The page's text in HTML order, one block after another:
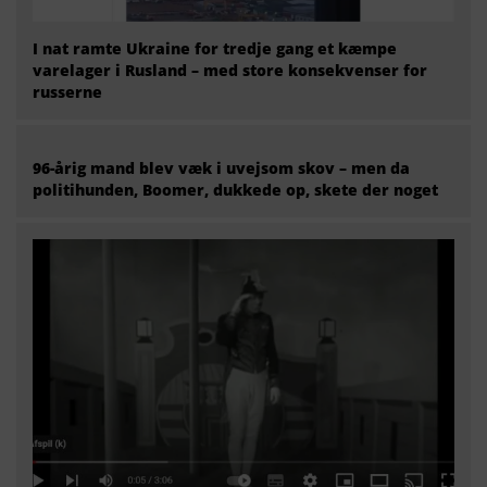
I nat ramte Ukraine for tredje gang et kæmpe
varelager i Rusland – med store konsekvenser for
russerne
96-årig mand blev væk i uvejsom skov – men da
politihunden, Boomer, dukkede op, skete der noget